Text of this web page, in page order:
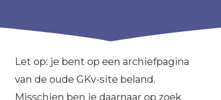
Let op: je bent op een archiefpagina
van de oude GKv-site beland.
Misschien ben je daarnaar op zoek